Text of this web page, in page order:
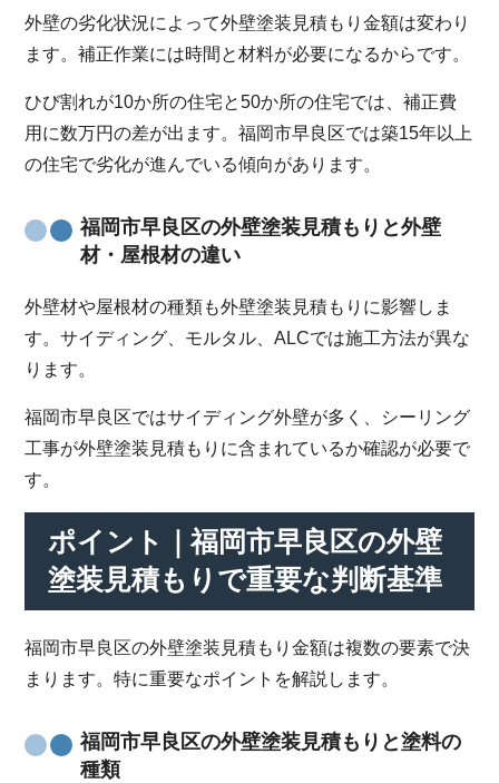
外壁の劣化状況によって外壁塗装見積もり金額は変わり
ます。補正作業には時間と材料が必要になるからです。
ひび割れが10か所の住宅と50か所の住宅では、補正費
用に数万円の差が出ます。福岡市早良区では築15年以上
の住宅で劣化が進んでいる傾向があります。
福岡市早良区の外壁塗装見積もりと外壁
材・屋根材の違い
外壁材や屋根材の種類も外壁塗装見積もりに影響しま
す。サイディング、モルタル、ALCでは施工方法が異な
ります。
福岡市早良区ではサイディング外壁が多く、シーリング
工事が外壁塗装見積もりに含まれているか確認が必要で
す。
ポイント｜福岡市早良区の外壁
塗装見積もりで重要な判断基準
福岡市早良区の外壁塗装見積もり金額は複数の要素で決
まります。特に重要なポイントを解説します。
福岡市早良区の外壁塗装見積もりと塗料の
種類